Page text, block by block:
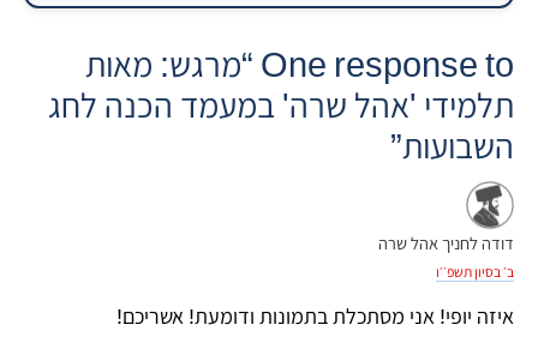
One response to “מרגש: מאות
תלמידי 'אהל שרה' במעמד הכנה לחג
השבועות”
דודה לחניך אהל שרה
ב׳ בסיון תשפ׳׳ו
איזה יופי! אני מסתכלת בתמונות ודומעת! אשריכם!